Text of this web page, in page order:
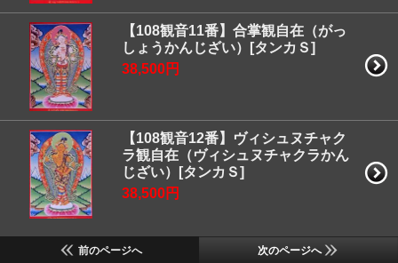
【108観音11番】合掌観自在（がっ
しょうかんじざい）[タンカＳ]
38,500円
【108観音12番】ヴィシュヌチャク
ラ観自在（ヴィシュヌチャクラかん
じざい）[タンカＳ]
38,500円
前のページへ 次のページへ